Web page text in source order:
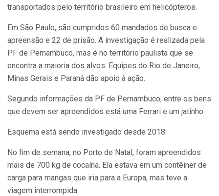
transportados pelo território brasileiro em helicópteros.
Em São Paulo, são cumpridos 60 mandados de busca e
apreensão e 22 de prisão. A investigação é realizada pela
PF de Pernambuco, mas é no território paulista que se
encontra a maioria dos alvos. Equipes do Rio de Janeiro,
Minas Gerais e Paraná dão apoio à ação.
Segundo informações da PF de Pernambuco, entre os bens
que devem ser apreendidos está uma Ferrari e um jatinho.
Esquema está sendo investigado desde 2018.
No fim de semana, no Porto de Natal, foram apreendidos
mais de 700 kg de cocaína. Ela estava em um contêiner de
carga para mangas que iria para a Europa, mas teve a
viagem interrompida.